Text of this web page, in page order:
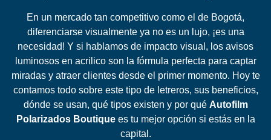
En un mercado tan competitivo como el de Bogotá,
diferenciarse visualmente ya no es un lujo, ¡es una
necesidad! Y si hablamos de impacto visual, los avisos
luminosos en acrilico​ son la fórmula perfecta para captar
miradas y atraer clientes desde el primer momento. Hoy te
contamos todo sobre este tipo de letreros, sus beneficios,
dónde se usan, qué tipos existen y por qué Autofilm
Polarizados Boutiquees tu mejor opción si estás en la
capital.